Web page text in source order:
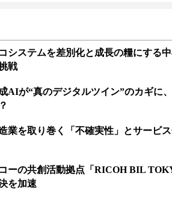
システムを差別化と成長の糧にする
戦
AIが“真のデジタルツイン”のカギに
業を取り巻く「不確実性」とサービ
ーの共創活動拠点「RICOH BIL
を加速